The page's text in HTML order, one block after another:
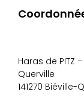
Haras de PITZ
Querville
141270 Biéville-